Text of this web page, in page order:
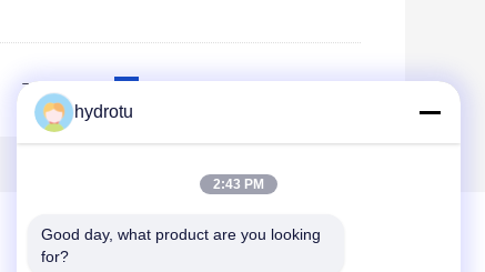
7
hydrotu
2:43 PM
Good day, what product are you looking
for?